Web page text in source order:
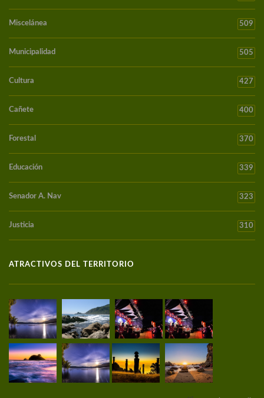
Miscelánea 509
Municipalidad 505
Cultura 427
Cañete 400
Forestal 370
Educación 339
Senador A. Nav 323
Justicia 310
ATRACTIVOS DEL TERRITORIO